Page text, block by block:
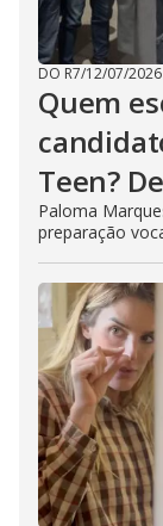
DO R7/12/07/2026
Quem
Teen?
Paloma
preparação